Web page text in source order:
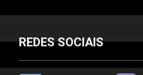
REDES SOCIAIS